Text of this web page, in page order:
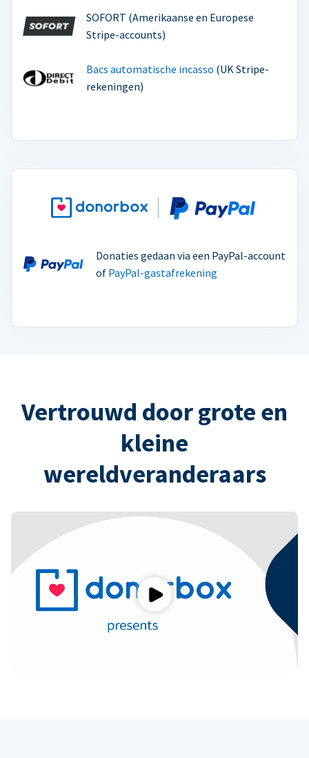
SOFORT (Amerikaanse en Europese
Stripe-accounts)
Bacs automatische incasso (UK Stripe-
rekeningen)
Donaties gedaan via een PayPal-account
of PayPal-gastafrekening
Vertrouwd door grote en
kleine
wereldveranderaars
Play